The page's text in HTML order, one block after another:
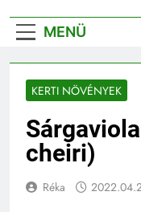
MENÜ
KERTI NÖVÉNYEK
cheiri)
Réka